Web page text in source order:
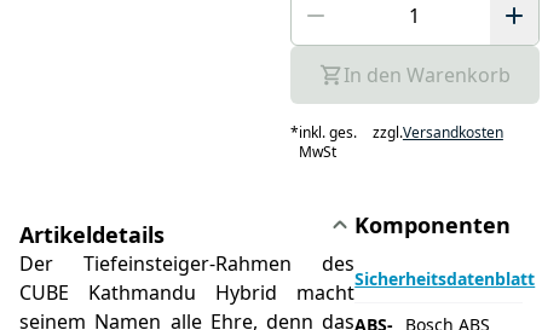
In den Warenkorb
*inkl. ges.
MwSt
zzgl.Versandkosten
Artikeldetails
Der Tiefeinsteiger-Rahmen des
CUBE Kathmandu Hybrid macht
seinem Namen alle Ehre, denn das
Komponenten
Sicherheitsdatenblatt
ABS- Bosch ABS